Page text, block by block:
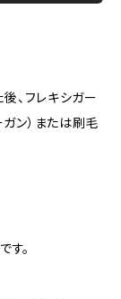
、フレキシガー
ン）または刷毛
。